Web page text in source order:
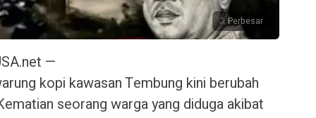
Perbesar
—
kopi kawasan Tembung kini berubah
seorang warga yang diduga akibat